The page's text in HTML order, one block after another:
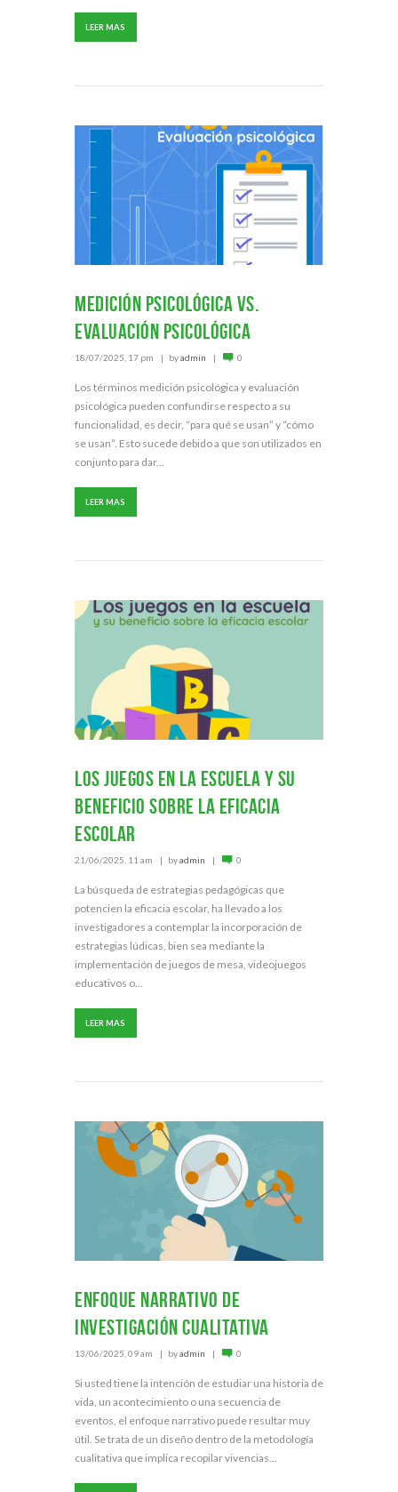
LEER MAS
Medición psicológica vs.
Evaluación psicológica
18/07/2025, 17 pm byadmin 0
Los términos medición psicológica y evaluación
psicológica pueden confundirse respecto a su
funcionalidad, es decir, “para qué se usan” y “cómo
se usan”. Esto sucede debido a que son utilizados en
conjunto para dar...
LEER MAS
Los juegos en la escuela y su
beneficio sobre la eficacia
escolar
21/06/2025, 11 am byadmin 0
La búsqueda de estrategias pedagógicas que
potencien la eficacia escolar, ha llevado a los
investigadores a contemplar la incorporación de
estrategias lúdicas, bien sea mediante la
implementación de juegos de mesa, videojuegos
educativos o...
LEER MAS
Enfoque narrativo de
investigación cualitativa
13/06/2025, 09 am byadmin 0
Si usted tiene la intención de estudiar una historia de
vida, un acontecimiento o una secuencia de
eventos, el enfoque narrativo puede resultar muy
útil. Se trata de un diseño dentro de la metodología
cualitativa que implica recopilar vivencias...